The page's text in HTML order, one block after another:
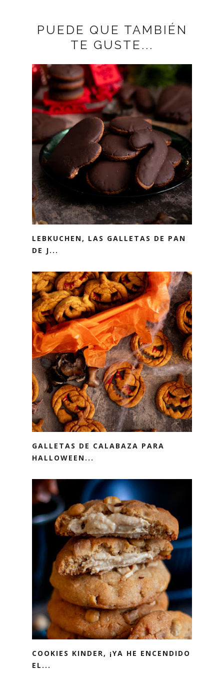
PUEDE QUE TAMBIÉN
TE GUSTE...
LEBKUCHEN, LAS GALLETAS DE PAN
DE J...
GALLETAS DE CALABAZA PARA
HALLOWEEN...
COOKIES KINDER, ¡YA HE ENCENDIDO
EL...